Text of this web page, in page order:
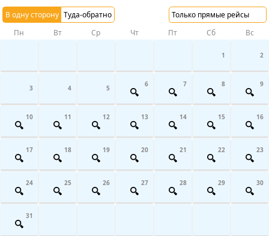
В одну сторону Туда-обратно Только прямые рейсы
Пн Вт Ср Чт Пт Сб Вс
1 2
3 4 5 6 7 8 9
10 11 12 13 14 15 16
17 18 19 20 21 22 23
24 25 26 27 28 29 30
31